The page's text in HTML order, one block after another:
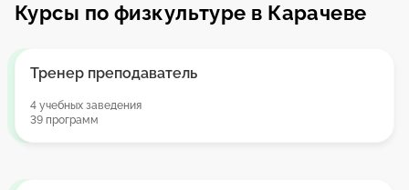
Курсы по физкультуре в Карачеве
Тренер преподаватель
4 учебных заведения
39 программ